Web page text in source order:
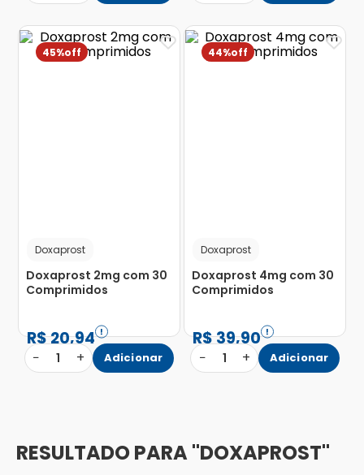
45%
Doxaprost
Doxaprost 2mg com 30
Comprimidos
R$20,94
− 1 + Adicionar
44%
Doxaprost
Doxaprost 4mg com 30
Comprimidos
R$39,90
− 1 + Adicionar
DOXAPROST